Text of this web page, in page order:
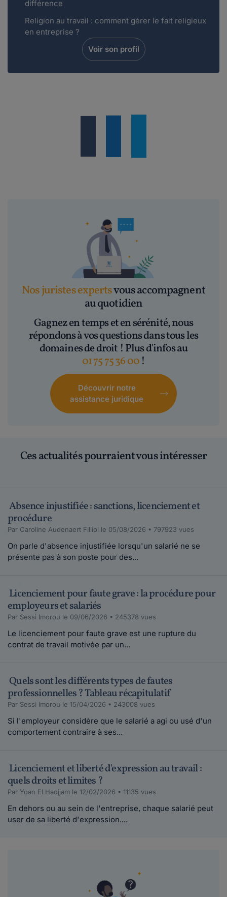
différence
Religion au travail : comment gérer le fait religieux
en entreprise ?
Voir son profil
Nos juristes expertsvous accompagnent
au quotidien
Gagnez en temps et en sérénité, nous
répondons à vos questions dans tous les
domaines de droit ! Plus d'infos au
01 75 75 36 00 !
Découvrir notre
assistance juridique
Ces actualités pourraient vous intéresser
Absence injustifiée : sanctions, licenciement et
procédure
Par Caroline Audenaert Filliol le 05/08/2026 • 797923 vues
On parle d'absence injustifiée lorsqu'un salarié ne se
présente pas à son poste pour des...
Licenciement pour faute grave : la procédure pour
employeurs et salariés
Par Sessi Imorou le 09/06/2026 • 245378 vues
Le licenciement pour faute grave est une rupture du
contrat de travail motivée par un...
Quels sont les différents types de fautes
professionnelles ? Tableau récapitulatif
Par Sessi Imorou le 15/04/2026 • 243008 vues
Si l'employeur considère que le salarié a agi ou usé d'un
comportement contraire à ses...
Licenciement et liberté d'expression au travail :
quels droits et limites ?
Par Yoan El Hadjjam le 12/02/2026 • 11135 vues
En dehors ou au sein de l'entreprise, chaque salarié peut
user de sa liberté d'expression....